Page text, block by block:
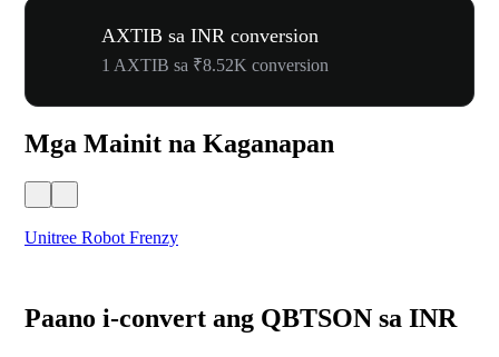
AXTIB sa INR conversion
1 AXTIB sa ₹8.52K conversion
Mga Mainit na Kaganapan
Unitree Robot Frenzy
Paano i-convert ang QBTSON sa INR